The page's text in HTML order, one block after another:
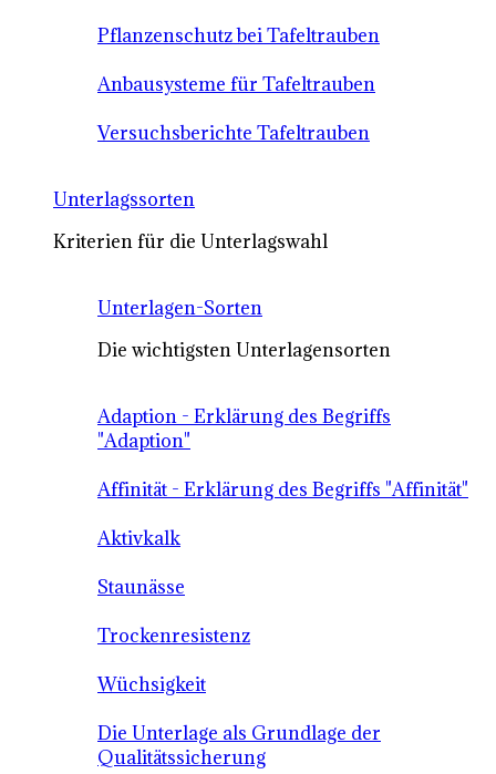
Pflanzenschutz bei Tafeltrauben
Anbausysteme für Tafeltrauben
Versuchsberichte Tafeltrauben
Unterlagssorten
Kriterien für die Unterlagswahl
Unterlagen-Sorten
Die wichtigsten Unterlagensorten
Adaption - Erklärung des Begriffs
"Adaption"
Affinität - Erklärung des Begriffs "Affinität"
Aktivkalk
Staunässe
Trockenresistenz
Wüchsigkeit
Die Unterlage als Grundlage der
Qualitätssicherung